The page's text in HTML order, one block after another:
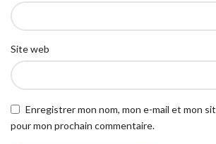
Site web
Enregistrer mon nom, mon e-mail et mon
pour mon prochain commentaire.